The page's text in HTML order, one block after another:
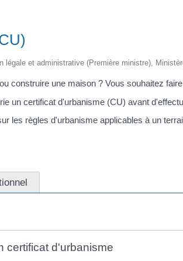
légale et administrative (Première ministre),
construire une maison ? Vous souhaitez
un certificat d'urbanisme (CU) avant
les règles d'urbanisme applicables à un
certificat d'urbanisme